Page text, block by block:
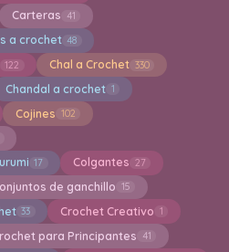
Carteras 41
a crochet 48
122 Chal a Crochet 330
Chandal a crochet 1
Cojines 102
17 Colgantes 27
de ganchillo 15
33 Crochet Creativo 1
para Principantes 41